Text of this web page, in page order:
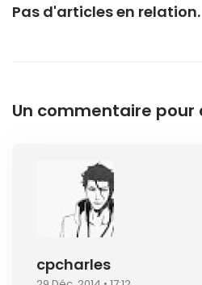
Pas d'articles en relation.
Un commentaire pour
cpcharles